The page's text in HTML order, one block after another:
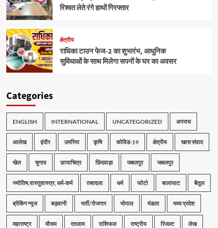
रिश्वत लेते रंगे हाथों गिरफ्तार
क्षेत्रीय
राधिका टाउन फेज-2 का शुभारंभ, आधुनिक
सुविधाओं के साथ मिलेगा सपनों के घर का अवसर
Categories
ENGLISH INTERNATIONAL UNCATEGORIZED अपराध
आलेख इंदौर उमरिया कृषि कोविड-19 क्षेत्रीय खास संवाद
खेल चुनाव छायाचित्र छिंदवाड़ा जबलपुर जबलपुर
ज्योतिष,वास्तुशास्त्र, धर्म-कर्म तबादला धर्म फोटो बालाघाट बैतूल
ब्रेकिंग न्यूज बड़वानी भर्ती/रोजगार भोपाल मंडला मध्य प्रदेश
महाराष्ट्र मौसम रतलाम राशिफल राष्ट्रीय रिजल्ट लेख